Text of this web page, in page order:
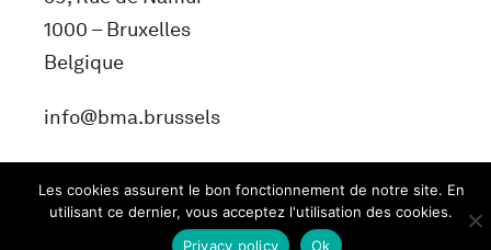
1000 – Bruxelles
Belgique
info@bma.brussels
Les cookies assurent le bon fonctionnement de notre site. En
utilisant ce dernier, vous acceptez l'utilisation des cookies.
Ok
Privacy policy